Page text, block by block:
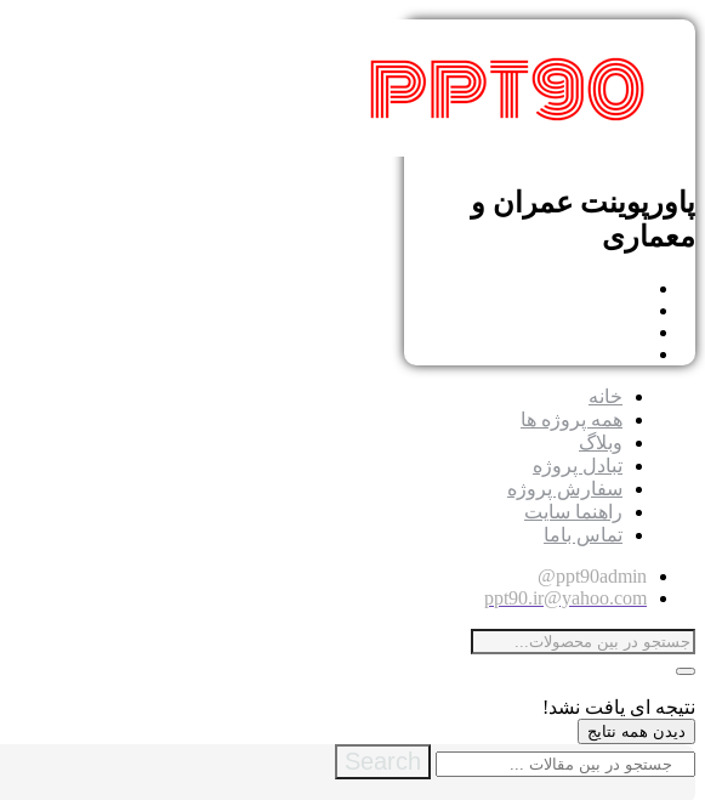
پاورپوینت عمران و
معماری
خانه
همه پروژه ها
وبلاگ
تبادل پروژه
سفارش پروژه
راهنما سایت
تماس باما
ppt90admin@
ppt90.ir@yahoo.com
نتیجه ای یافت نشد!
دیدن همه نتایج
Search